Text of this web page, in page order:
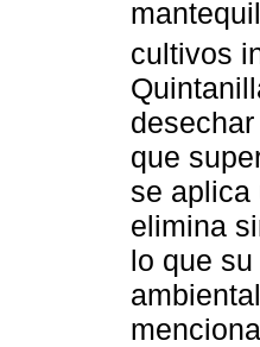
cultivos
que
se aplica
elimina
lo que